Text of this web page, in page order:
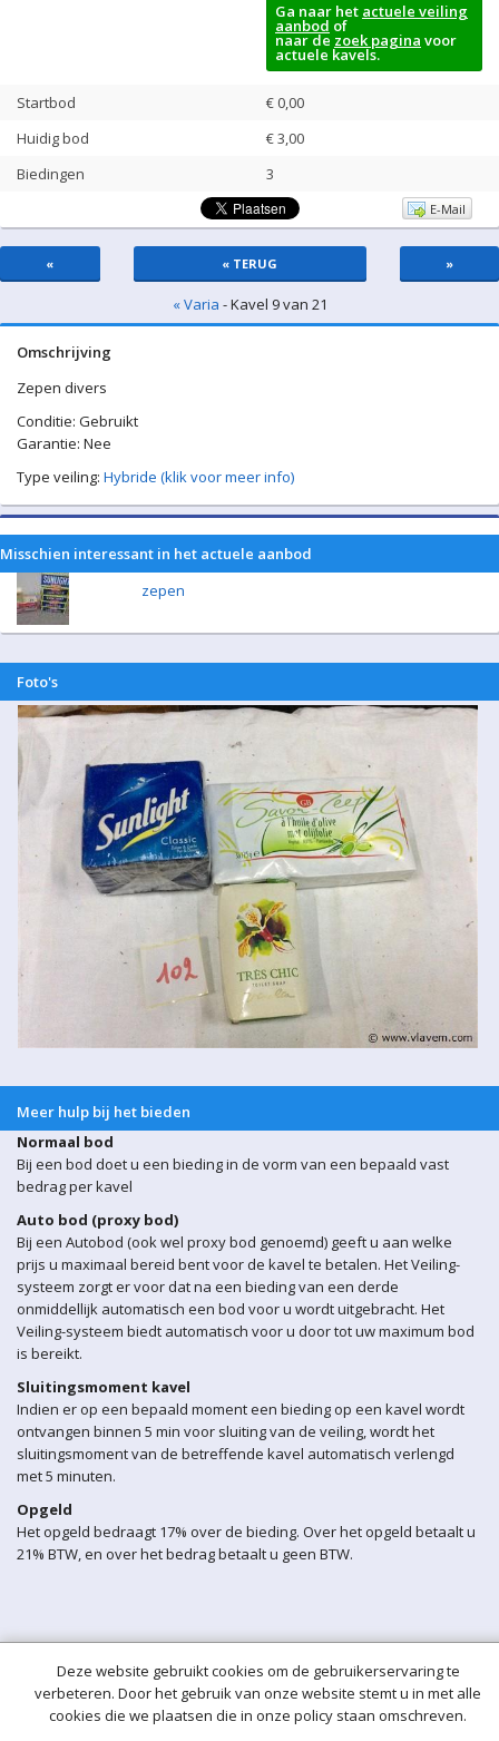
Ga naar het actuele veiling
aanbod of
naar de zoek pagina voor
actuele kavels.
Startbod
€ 0,00
Huidig bod
€3,00
Biedingen
3
E-Mail
« « TERUG »
« Varia - Kavel 9 van 21
Omschrijving
Zepen divers
Conditie: Gebruikt
Garantie: Nee
Type veiling: Hybride (klik voor meer info)
Misschien interessant in het actuele aanbod
zepen
Foto's
Meer hulp bij het bieden
Normaal bod
Bij een bod doet u een bieding in de vorm van een bepaald vast
bedrag per kavel
Auto bod (proxy bod)
Bij een Autobod (ook wel proxy bod genoemd) geeft u aan welke
prijs u maximaal bereid bent voor de kavel te betalen. Het Veiling-
systeem zorgt er voor dat na een bieding van een derde
onmiddellijk automatisch een bod voor u wordt uitgebracht. Het
Veiling-systeem biedt automatisch voor u door tot uw maximum bod
is bereikt.
Sluitingsmoment kavel
Indien er op een bepaald moment een bieding op een kavel wordt
ontvangen binnen 5 min voor sluiting van de veiling, wordt het
sluitingsmoment van de betreffende kavel automatisch verlengd
met 5 minuten.
Opgeld
Het opgeld bedraagt 17% over de bieding. Over het opgeld betaalt u
21% BTW, en over het bedrag betaalt u geen BTW.
Deze website gebruikt cookies om de gebruikerservaring te
verbeteren. Door het gebruik van onze website stemt u in met alle
cookies die we plaatsen die in onze policy staan omschreven.